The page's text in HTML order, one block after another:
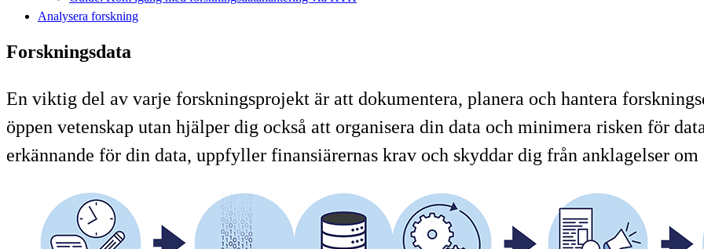
Analysera forskning
Forskningsdata
En viktig del av varje forskningsprojekt är att dokumentera, planera och hantera
öppen vetenskap utan hjälper dig också att organisera din data och minimera risken för
erkännande för din data, uppfyller finansiärernas krav och skyddar dig från anklagelser